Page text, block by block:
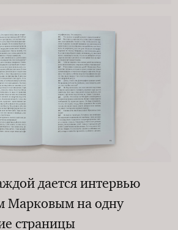
дается интервью
Марковым на одну
страницы